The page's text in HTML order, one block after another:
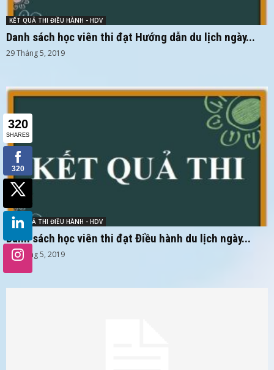
KẾT QUẢ THI ĐIỀU HÀNH - HDV
Danh sách học viên thi đạt Hướng dẫn du lịch ngày...
29 Tháng 5, 2019
KẾT QUẢ THI ĐIỀU HÀNH - HDV
Danh sách học viên thi đạt Điều hành du lịch ngày...
29 Tháng 5, 2019